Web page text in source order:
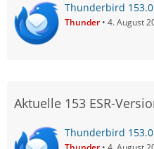
Thunderbird
Thunder 4. August
Aktuelle 153 ESR-
Thunderbird